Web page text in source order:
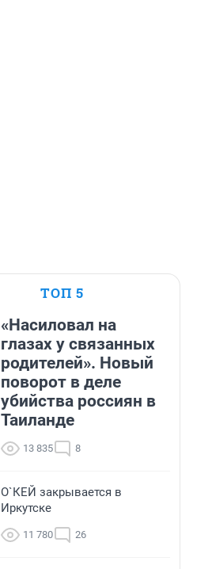
ТОП 5
«Насиловал на
глазах у связанных
родителей». Новый
поворот в деле
убийства россиян в
Таиланде
13 835 8
О`КЕЙ закрывается в
Иркутске
11 780 26